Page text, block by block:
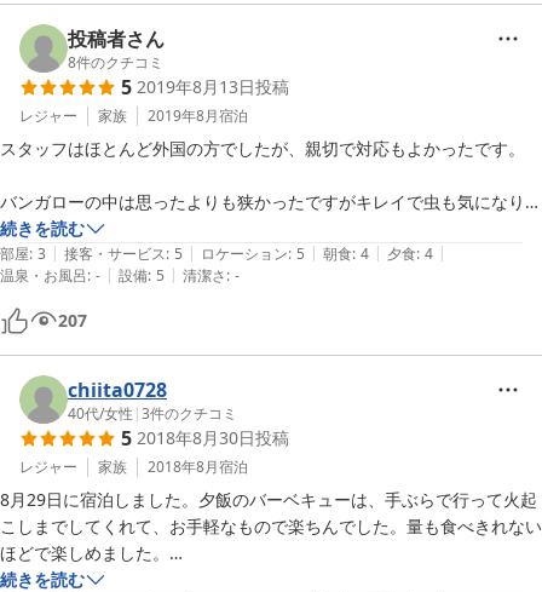
トイレも綺麗でなんちゃってキャンパーにとってありがたい施設でし
た。
口コミでスタッフが日本語が通じない。とありましたが、
アジア系(多分ベトナム?)のスタッフはとても親切丁寧で、日本語も上手
で不便なかったです。
BBQの点火や消火もすべてやってくださり働き者な印象でした。
投稿者さん
8件のクチコミ
5 2019年8月13日投稿
レジャー 家族 2019年8月宿泊
スタッフはほとんど外国の方でしたが、親切で対応もよかったです。
バンガローの中は思ったよりも狭かったですがキレイで虫も気になりま
せんでした。
共同トイレも比較的キレイで虫も止まっていましたが、生理用ナプキン
が置いてあったり心配りが有難かったです。
夕食のBBQもちょうどいい量でした。朝食がパンとサラダとヨーグル
ト、バナナでしたがおいしかったけど少し物足りなくて、持参したカッ
プヌードルも食べてちょうど良かったです。
続きを読む
部屋: 3 | 接客・サービス: 5 | ロケーション: 5 | 朝食: 4 | 夕食: 4 |
温泉・お風呂: - | 設備: 5 | 清潔さ: -
207
chiita0728
40代/女性 |3件のクチコミ
5 2018年8月30日投稿
レジャー 家族 2018年8月宿泊
8月29日に宿泊しました。夕飯のバーベキューは、手ぶらで行って火起
こしまでしてくれて、お手軽なもので楽ちんでした。量も食べきれない
ほどで楽しめました。
30日の朝はキャニオニング体験。インストラクターさんが日本人では
続きを読む